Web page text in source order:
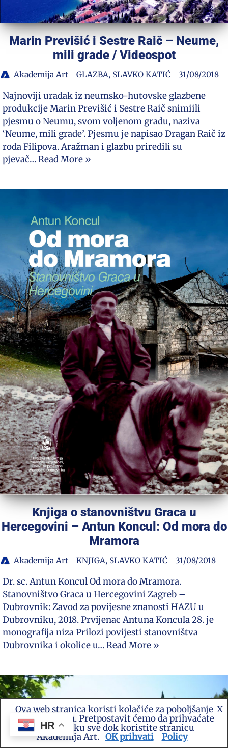
Marin Previšić i Sestre Raič – Neume,
mili grade / Videospot
Akademija Art GLAZBA, SLAVKO KATIĆ 31/08/2018
Najnoviji uradak iz neumsko-hutovske glazbene
produkcije Marin Previšić i Sestre Raič snimiili
pjesmu o Neumu, svom voljenom gradu, naziva
‘Neume, mili grade’. Pjesmu je napisao Dragan Raič iz
roda Filipova. Aražman i glazbu priredili su
pjevač…Read More »
Knjiga o stanovništvu Graca u
Hercegovini – Antun Koncul: Od mora do
Mramora
Akademija Art KNJIGA, SLAVKO KATIĆ 31/08/2018
Dr. sc. Antun Koncul Od mora do Mramora.
Stanovništvo Graca u Hercegovini Zagreb –
Dubrovnik: Zavod za povijesne znanosti HAZU u
Dubrovniku, 2018. Prvijenac Antuna Koncula 28. je
monografija niza Prilozi povijesti stanovništva
Dubrovnika i okolice u…Read More »
HR
Ova web stranica koristi kolačiće za poboljšanje
vašeg iskustva. Pretpostavit ćemo da prihvaćate
ovu politiku sve dok koristite stranicu
Akademija Art.
X
OK prihvati Policy